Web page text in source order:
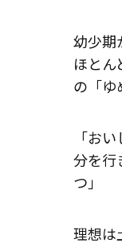
幼少期
ほとん
の「ゆ
「お
分を行
つ」
理想は